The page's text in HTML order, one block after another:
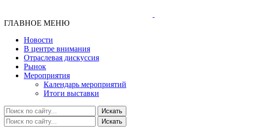
ГЛАВНОЕ МЕНЮ
Новости
В центре внимания
Отраслевая дискуссия
Рынок
Мероприятия
Календарь мероприятий
Итоги выставки